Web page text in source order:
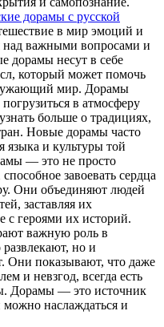
дорамы с русской
в мир эмоций и
над важными вопросами и
дорамы несут в себе
который может помочь
мир. Дорамы
в атмосферу
больше о традициях,
Новые дорамы часто
языка и культуры той
— это не просто
завоевать сердца
Они объединяют людей
заставляя их
с героями их историй.
важную роль в
но и
Они показывают, что даже
и невзгод, всегда есть
Дорамы — это источник
наслаждаться и